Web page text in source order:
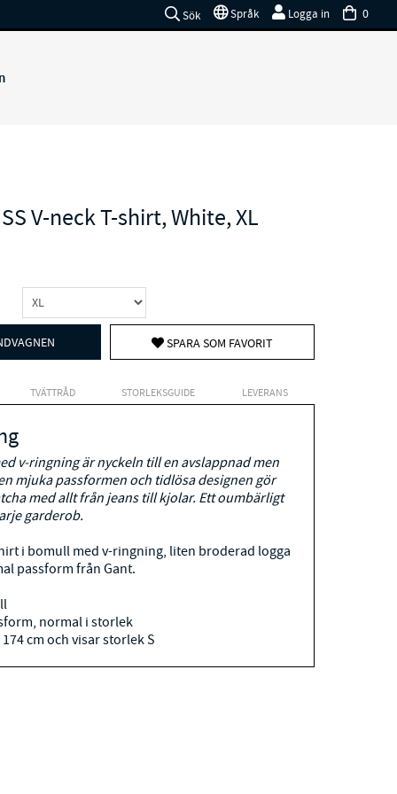
0
Logga in
Språk
Sök
V-neck T-shirt, White, XL
SPARA SOM FAVORIT
TVÄTTRÅD STORLEKSGUIDE LEVERANS
v-ringning är nyckeln till en avslappnad men
mjuka passformen och tidlösa designen gör
med allt från jeans till kjolar. Ett oumbärligt
garderob.
i bomull med v-ringning, liten broderad logga
passform från Gant.
normal i storlek
cm och visar storlek S